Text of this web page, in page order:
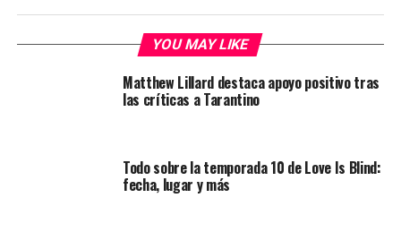
YOU MAY LIKE
Matthew Lillard destaca apoyo positivo tras
las críticas a Tarantino
Todo sobre la temporada 10 de Love Is Blind:
fecha, lugar y más